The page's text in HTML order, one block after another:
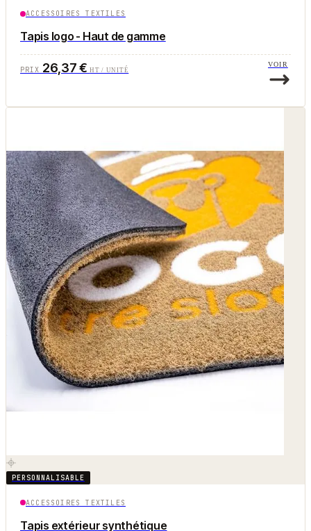
ACCESSOIRES TEXTILES
Tapis logo - Haut de gamme
PRIX 26,37 €HT / UNITÉ
VOIR
PERSONNALISABLE
ACCESSOIRES TEXTILES
Tapis extérieur synthétique